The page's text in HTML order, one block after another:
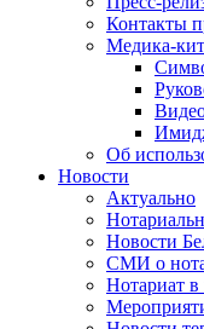
Контакты
Медика-кит
Об
Новости
Актуально
Новости
СМИ о
Нотариат